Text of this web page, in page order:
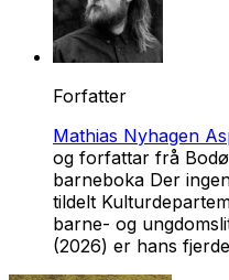
Forfatter
Mathias Nyhagen
og forfattar frå
barneboka Der
tildelt
barne- og
(2026) er hans